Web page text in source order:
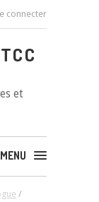
connecter
et
MENU
/